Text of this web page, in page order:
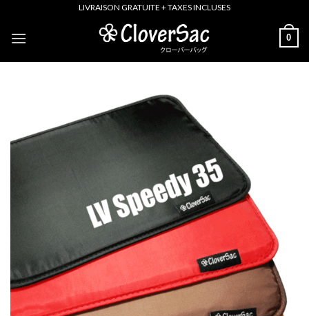
content
LIVRAISON GRATUITE + TAXES INCLUSES
0